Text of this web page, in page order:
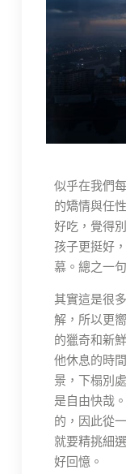
似乎在我們
的矯情與任
好吃，覺得
孩子更挺好
慕。總之一
其實這是很
解，所以更
的獵奇和新
他休息的時
景，下榻別
是自由快哉
的，因此從
就要精挑細
好回憶。